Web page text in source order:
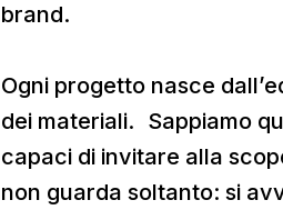
brand.
Ogni progetto nasce
dei materiali. Sappiamo
capaci di invitare alla
non guarda soltanto: si